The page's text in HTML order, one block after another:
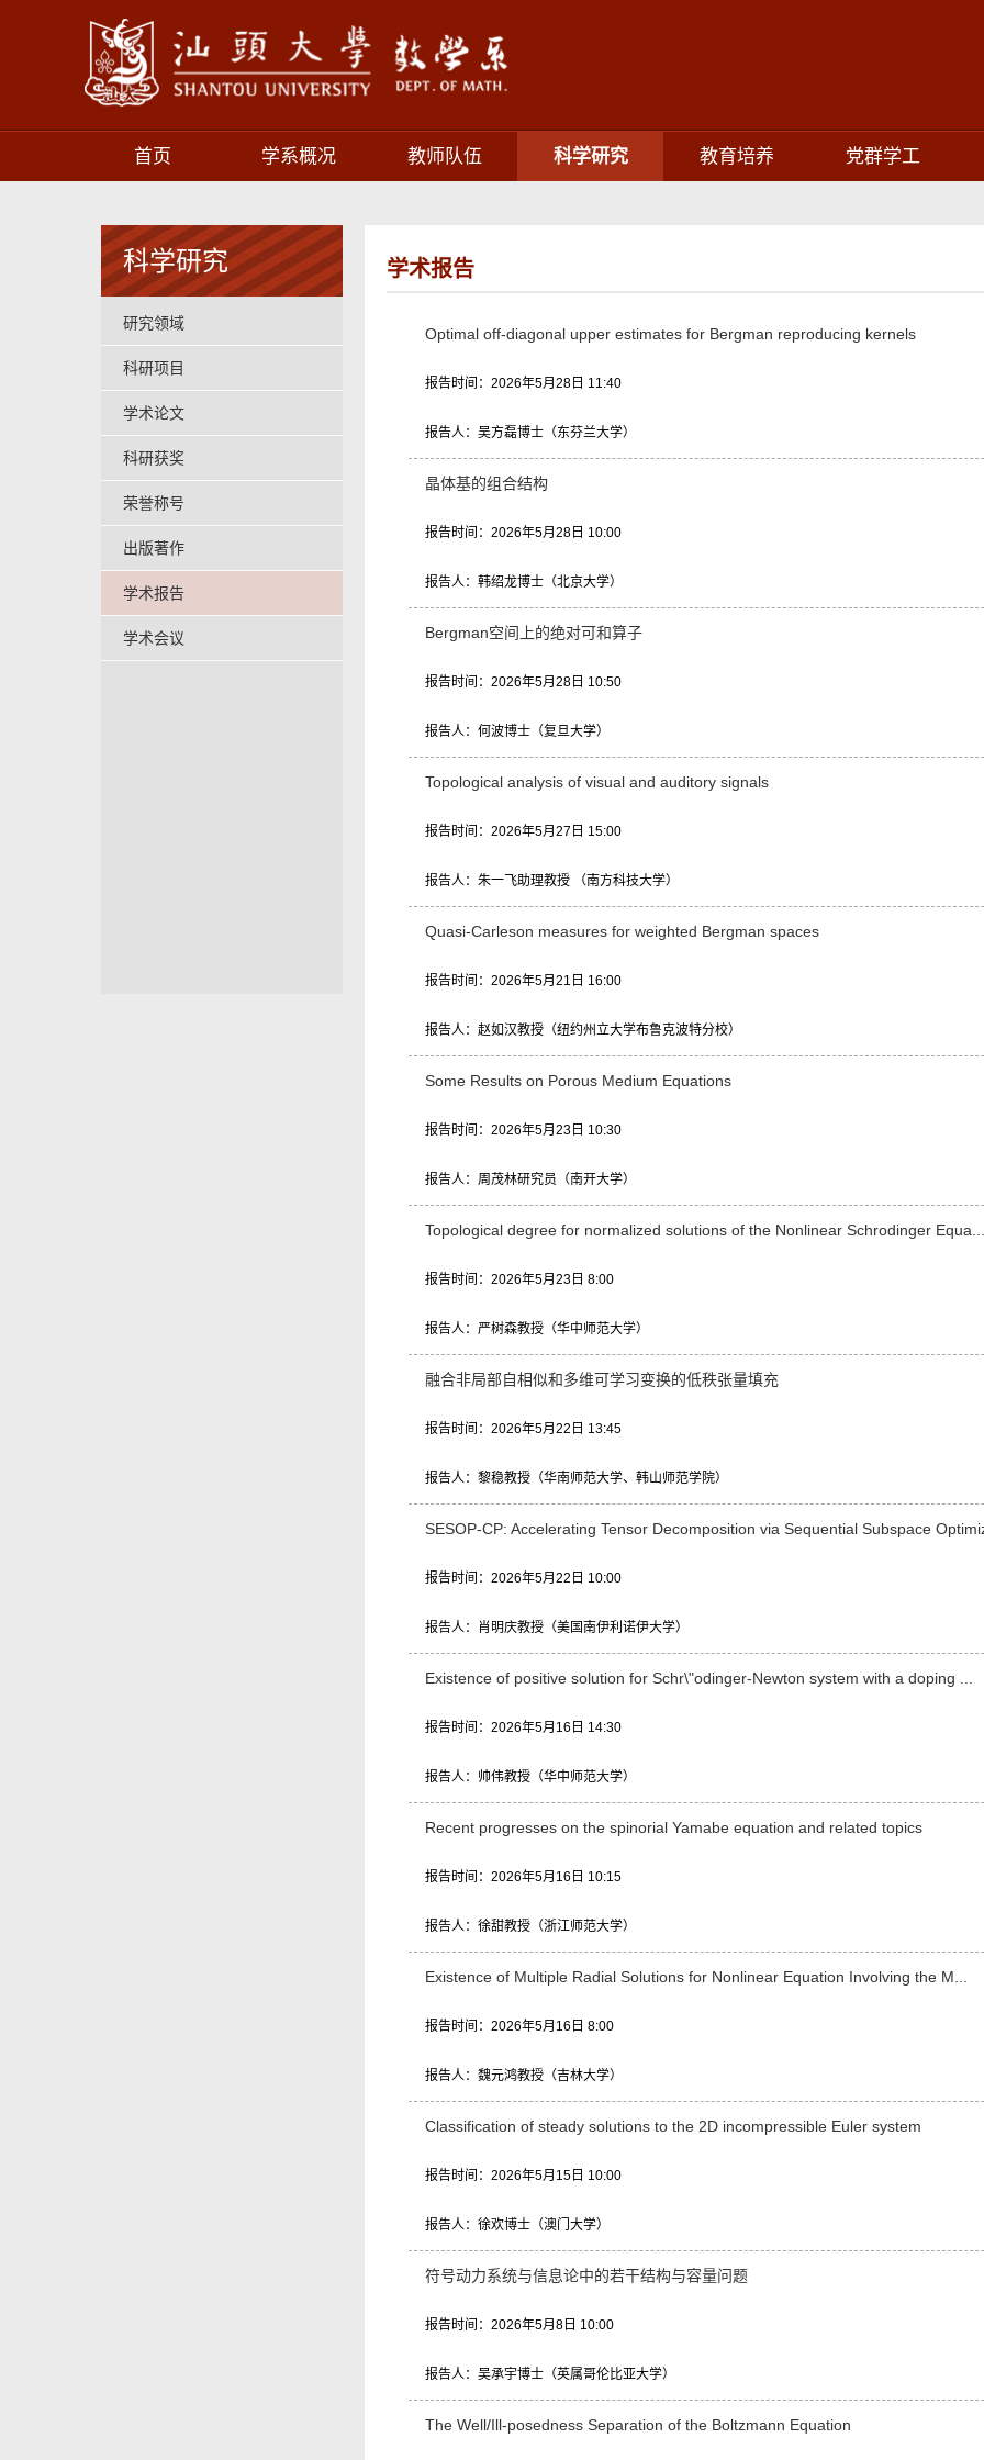
首页 学系概况 教师队伍 科学研究 教育培养 党群学工
科学研究
研究领域
科研项目
学术论文
科研获奖
荣誉称号
出版著作
学术报告
学术会议
学术报告
Optimal off-diagonal upper estimates for Bergman reproducing kernels
报告时间：2026年5月28日 11:40
报告人：吴方磊博士（东芬兰大学）
晶体基的组合结构
报告时间：2026年5月28日 10:00
报告人：韩绍龙博士（北京大学）
Bergman空间上的绝对可和算子
报告时间：2026年5月28日 10:50
报告人：何波博士（复旦大学）
Topological analysis of visual and auditory signals
报告时间：2026年5月27日 15:00
报告人：朱一飞助理教授 （南方科技大学）
Quasi-Carleson measures for weighted Bergman spaces
报告时间：2026年5月21日 16:00
报告人：赵如汉教授（纽约州立大学布鲁克波特分校）
Some Results on Porous Medium Equations
报告时间：2026年5月23日 10:30
报告人：周茂林研究员（南开大学）
Topological degree for normalized solutions of the Nonlinear Schrodinger Equa...
报告时间：2026年5月23日 8:00
报告人：严树森教授（华中师范大学）
融合非局部自相似和多维可学习变换的低秩张量填充
报告时间：2026年5月22日 13:45
报告人：黎稳教授（华南师范大学、韩山师范学院）
SESOP-CP: Accelerating Tensor Decomposition via Sequential Subspace
报告时间：2026年5月22日 10:00
报告人：肖明庆教授（美国南伊利诺伊大学）
Existence of positive solution for Schr\"odinger-Newton system with a doping ...
报告时间：2026年5月16日 14:30
报告人：帅伟教授（华中师范大学）
Recent progresses on the spinorial Yamabe equation and related topics
报告时间：2026年5月16日 10:15
报告人：徐甜教授（浙江师范大学）
Existence of Multiple Radial Solutions for Nonlinear Equation Involving the M...
报告时间：2026年5月16日 8:00
报告人：魏元鸿教授（吉林大学）
Classification of steady solutions to the 2D incompressible Euler system
报告时间：2026年5月15日 10:00
报告人：徐欢博士（澳门大学）
符号动力系统与信息论中的若干结构与容量问题
报告时间：2026年5月8日 10:00
报告人：吴承宇博士（英属哥伦比亚大学）
The Well/Ill-posedness Separation of the Boltzmann Equation